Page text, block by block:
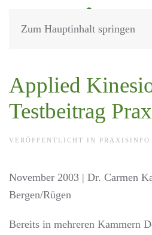
Zum Hauptinhalt springen
Applied
Testbeitrag
VERÖFFENTLICHT IN PRAXISINFO
November 2003 | Dr. Carmen
Bergen/Rügen
Bereits in mehreren Kammern